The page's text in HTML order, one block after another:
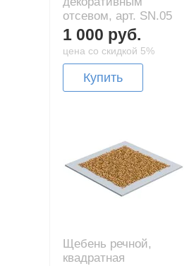
отсевом, арт. SN.05
1 000 руб.
цена со скидкой 5%
Купить
Щебень речной,
квадратная